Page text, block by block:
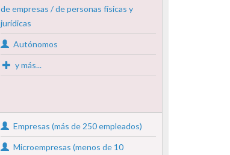
de empresas / de personas físicas y
jurídicas
Autónomos
y más...
Empresas (más de 250 empleados)
Microempresas (menos de 10